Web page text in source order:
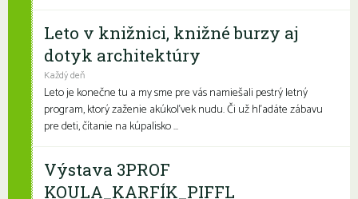
Leto v knižnici, knižné burzy aj
dotyk architektúry
Každý deň
Leto je konečne tu a my sme pre vás namiešali pestrý letný
program, ktorý zaženie akúkoľvek nudu. Či už hľadáte zábavu
pre deti, čítanie na kúpalisko ...
Výstava 3PROF
KOULA_KARFÍK_PIFFL